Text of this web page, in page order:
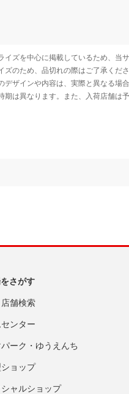
さがす
舗検索
ンター
ーク・ゆうえんち
ョップ
ャルショップ